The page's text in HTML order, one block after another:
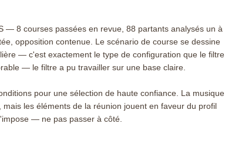
— 8 courses passées en revue, 88 partants analysés un à
opposition contenue. Le scénario de course se dessine
— c'est exactement le type de configuration que le filtre
— le filtre a pu travailler sur une base claire.
pour une sélection de haute confiance. La musique
mais les éléments de la réunion jouent en faveur du profil
— ne pas passer à côté.